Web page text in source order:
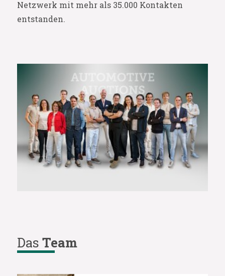
Netzwerk mit mehr als 35.000 Kontakten
entstanden.
Das Team